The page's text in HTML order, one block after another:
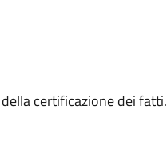
certificazione dei fatti.